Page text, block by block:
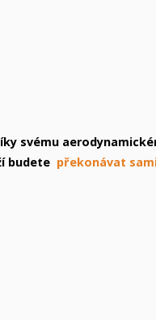
svému
budete překonávat